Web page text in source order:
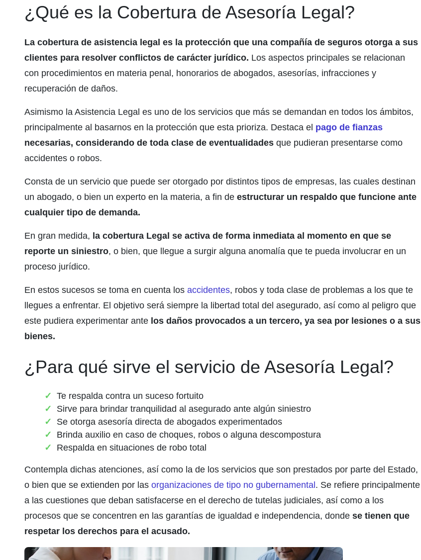
¿Qué es la Cobertura de Asesoría Legal?
La cobertura de asistencia legal es la protección que una compañía de seguros otorga a sus
clientes para resolver conflictos de carácter jurídico. Los aspectos principales se relacionan
con procedimientos en materia penal, honorarios de abogados, asesorías, infracciones y
recuperación de daños.
Asimismo la Asistencia Legal es uno de los servicios que más se demandan en todos los ámbitos,
principalmente al basarnos en la protección que esta prioriza. Destaca el pago de fianzas
necesarias, considerando de toda clase de eventualidades que pudieran presentarse como
accidentes o robos.
Consta de un servicio que puede ser otorgado por distintos tipos de empresas, las cuales destinan
un abogado, o bien un experto en la materia, a fin de estructurar un respaldo que funcione ante
cualquier tipo de demanda.
En gran medida, la cobertura Legal se activa de forma inmediata al momento en que se
reporte un siniestro, o bien, que llegue a surgir alguna anomalía que te pueda involucrar en un
proceso jurídico.
En estos sucesos se toma en cuenta los accidentes, robos y toda clase de problemas a los que te
llegues a enfrentar. El objetivo será siempre la libertad total del asegurado, así como al peligro que
este pudiera experimentar ante los daños provocados a un tercero, ya sea por lesiones o a sus
bienes.
¿Para qué sirve el servicio de Asesoría Legal?
Te respalda contra un suceso fortuito
Sirve para brindar tranquilidad al asegurado ante algún siniestro
Se otorga asesoría directa de abogados experimentados
Brinda auxilio en caso de choques, robos o alguna descompostura
Respalda en situaciones de robo total
Contempla dichas atenciones, así como la de los servicios que son prestados por parte del Estado,
o bien que se extienden por las organizaciones de tipo no gubernamental. Se refiere principalmente
a las cuestiones que deban satisfacerse en el derecho de tutelas judiciales, así como a los
procesos que se concentren en las garantías de igualdad e independencia, donde se tienen que
respetar los derechos para el acusado.